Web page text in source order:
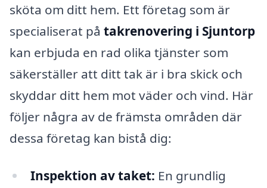
sköta om ditt hem. Ett företag som är
specialiserat på takrenovering i Sjuntorp
kan erbjuda en rad olika tjänster som
säkerställer att ditt tak är i bra skick och
skyddar ditt hem mot väder och vind. Här
följer några av de främsta områden där
dessa företag kan bistå dig:
Inspektion av taket: En grundlig